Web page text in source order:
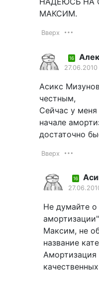
МАКСИМ.
Вверх
16
Асикс
честным,
Сейчас у меня
начале
достаточно
Вверх
16
Не думайте
амортизации"
Максим, не
название